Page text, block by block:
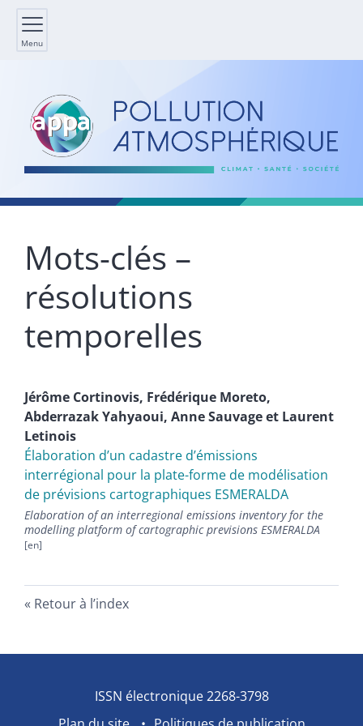
Menu
Mots-clés –
résolutions
temporelles
Jérôme Cortinovis, Frédérique Moreto,
AbderrazakYahyaoui, AnneSauvageet Laurent
Letinois
Élaboration d’un cadastre d’émissions
interrégional pour la plate-forme de modélisation
de prévisions cartographiques ESMERALDA
Elaboration of an interregional emissions inventory for the
modelling platform of cartographic previsions ESMERALDA
Retour à l’index
ISSN électronique 2268-3798